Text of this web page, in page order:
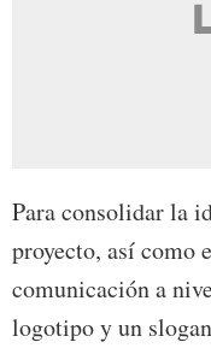
Para consolidar la
proyecto, así como
comunicación a
logotipo y un